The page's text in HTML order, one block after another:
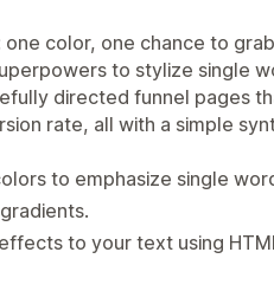
color, one chance to
to stylize single
directed funnel pages
rate, all with a simple
to emphasize single
to your text using